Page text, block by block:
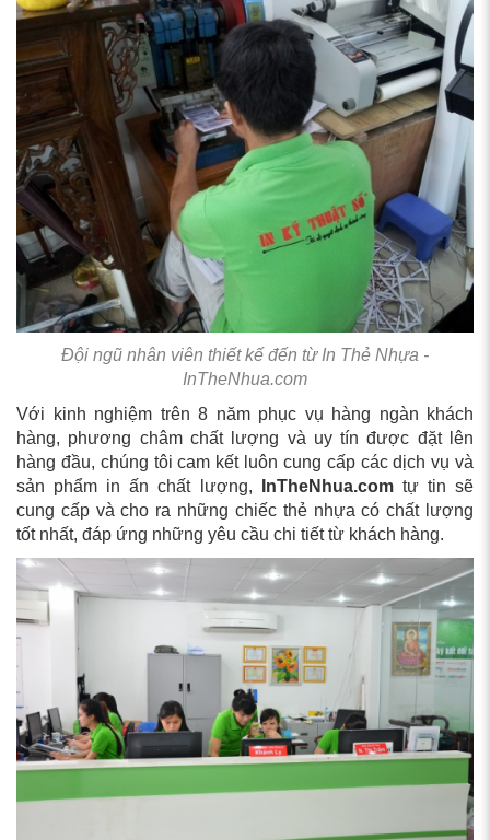
Đội ngũ nhân viên thiết kế đến từ In Thẻ Nhựa -
InTheNhua.com
Với kinh nghiệm trên 8 năm phục vụ hàng ngàn khách
hàng, phương châm chất lượng và uy tín được đặt lên
hàng đầu, chúng tôi cam kết luôn cung cấp các dịch vụ và
sản phẩm in ấn chất lượng,
InTheNhua.comtự tin sẽ
cung cấp và cho ra những chiếc thẻ nhựa có chất lượng
tốt nhất, đáp ứng những yêu cầu chi tiết từ khách hàng.